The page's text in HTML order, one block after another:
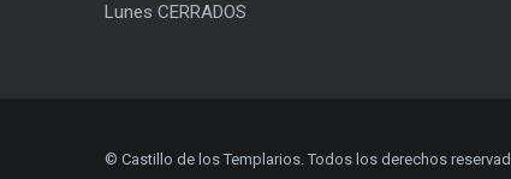
Lunes CERRADOS
© Castillo de los Templarios. Todos los derechos